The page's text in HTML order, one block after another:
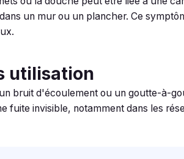
un mur ou un plancher. Ce
utilisation
bruit d'écoulement ou un goutte-à-
fuite invisible, notamment dans les